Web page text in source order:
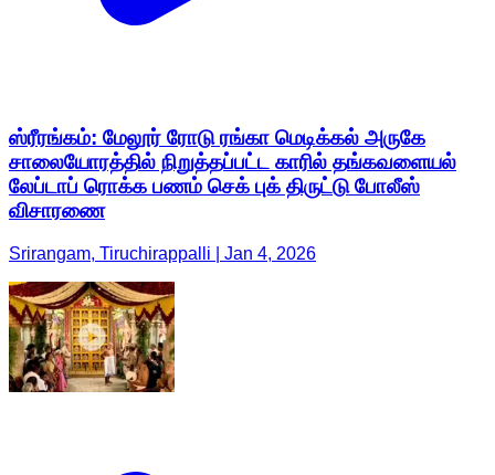
ஸ்ரீரங்கம்: மேலூர் ரோடு ரங்கா மெடிக்கல் அருகே
சாலையோரத்தில் நிறுத்தப்பட்ட காரில் தங்கவளையல்
லேப்டாப் ரொக்க பணம் செக் புக் திருட்டு போலீஸ்
விசாரணை
Srirangam, Tiruchirappalli | Jan 4, 2026